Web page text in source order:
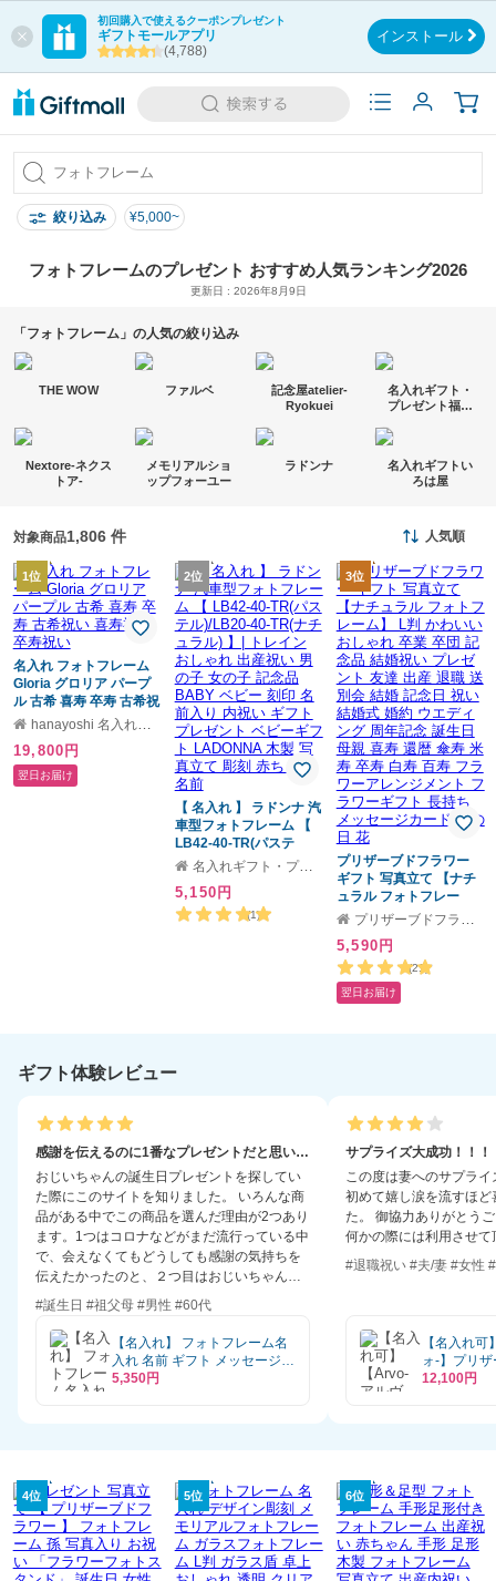
初回購入で使えるクーポンプレゼント
ギフトモールアプリ
(4,788)
インストール
絞り込み ¥5,000~
フォトフレームのプレゼント おすすめ人気ランキング2026
更新日 : 2026年8月9日
「フォトフレーム」の人気の絞り込み
THE WOW ファルベ
記念屋atelier-
Ryokuei
名入れギフト・
プレゼント福来
Nextore-ネクス
トア-
メモリアルショ
ップフォーユー
ラドンナ
名入れギフトい
ろは屋
対象商品1,806 件 人気順
1位
名入れ フォトフレーム
Gloria グロリア パープ
ル 古希 喜寿 卒寿 古希祝
い 喜寿祝い 卒寿祝い
hanayoshi 名入れギフト
19,800円
翌日お届け
2位
【 名入れ 】 ラドンナ 汽
車型フォトフレーム 【
LB42-40-TR(パステ
ル)/LB20-40-TR(ナチュ
ゃれ 出産祝い 男の子 女
の子 記念品 BABY ベビ
名入れギフト・プレゼント福来館
5,150円
(1)
3位
プリザーブドフラワー
ギフト 写真立て 【ナチ
ュラル フォトフレー
ム】 L判 かわいい おし
婚祝い プレゼント 友達
出産 退職 送別会 結婚 記
念日 祝い 結婚式 婚約 ウ
エディング 周年記念 誕
プリザーブドフラワー ギフト Ruplan
5,590円
(21)
翌日お届け
ギフト体験レビュー
感謝を伝えるのに1番なプレゼントだと思います。
おじいちゃんの誕生日プレゼントを探してい
た際にこのサイトを知りました。 いろんな商
品がある中でこの商品を選んだ理由が2つあり
ます。1つはコロナなどがまだ流行っている中
で、会えなくてもどうしても感謝の気持ちを
伝えたかったのと、２つ目はおじいちゃんと
おばあちゃんの体調が悪く入退院を繰り返し
ていること。（今は退院しています。）この
２つに一番当てはまったのがこの商品でし
た。 みんなの写真と刻まれたメッセージを見
て少しでも元気になってもらいたく購入しま
した。 商品を開けた時に竹の香りがほのかに
うございます！
#誕生日 #祖父母 #男性 #60代
【名入れ】 フォトフレーム名
入れ 名前 ギフト メッセージ入
り 写真立て 置き時計 男性 女
5,350円
サプライズ大成功！！！
この度は妻へのサプラ
初めて嬉し涙を流すほ
た。 御協力ありがとうございました。 また、
何かの際には利用させて
#退職祝い #夫/妻 #女性
【名入れ
ォ-】プリ
ォトフレー
12,100円
4位 5位 6位